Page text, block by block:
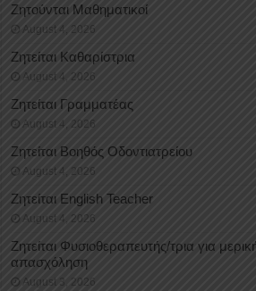
Ζητούνται Μαθηματικοί
August 4, 2026
Ζητείται Καθαρίστρια
August 4, 2026
Ζητείται Γραμματέας
August 4, 2026
Ζητείται Βοηθός Οδοντιατρείου
August 4, 2026
Ζητείται English Teacher
August 4, 2026
Ζητείται Φυσιοθεραπευτής/τρια για
απασχόληση
August 3, 2026